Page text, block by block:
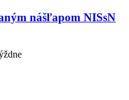
nášľapom NISsN